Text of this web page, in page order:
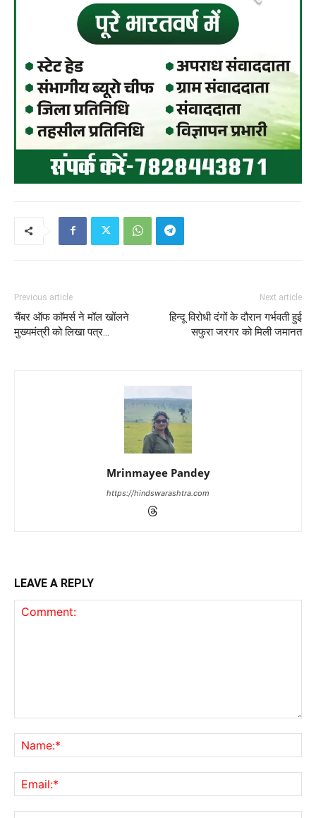
Previous article
चैंबर ऑफ काॅमर्स ने मॉल खोंलने
मुख्यमंत्री को लिखा पत्र…
Next article
हिन्दू विरोधी दंगों के दौरान गर्भवती हुई
सफुरा जरगर को मिली जमानत
Mrinmayee Pandey
https://hindswarashtra.com
LEAVE A REPLY